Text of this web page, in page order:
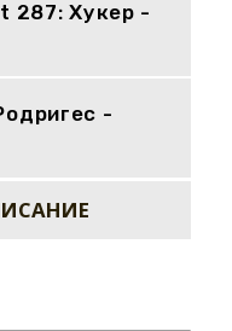
287: Хукер -
-